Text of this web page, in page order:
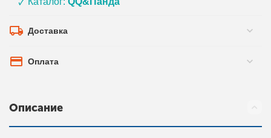
Доставка
Оплата
Описание